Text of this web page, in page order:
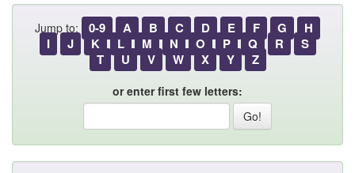
Jump to: 0-9 A B C D E F G
H
I
J K L M N O P Q R
S
T
U V W X Y Z
or enter first few letters: